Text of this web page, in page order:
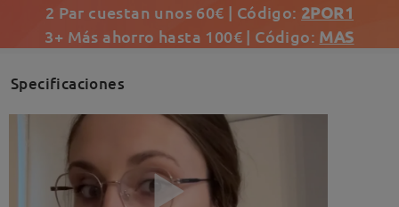
2 Par cuestan unos 60€ | Código: 2POR1
3+ Más ahorro hasta 100€ | Código: MAS
Specificaciones